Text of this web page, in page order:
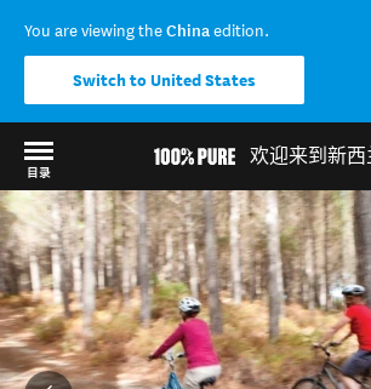
You are viewing theChinaedition.
Switch to United States
欢迎来到新西
目录
Back to my results